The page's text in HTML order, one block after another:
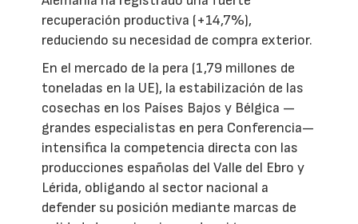
recuperación productiva (+14,7%),
reduciendo su necesidad de compra exterior.
En el mercado de la pera (1,79 millones de
toneladas en la UE), la estabilización de las
cosechas en los Países Bajos y Bélgica —
grandes especialistas en pera Conferencia—
intensifica la competencia directa con las
producciones españolas del Valle del Ebro y
Lérida, obligando al sector nacional a
defender su posición mediante marcas de